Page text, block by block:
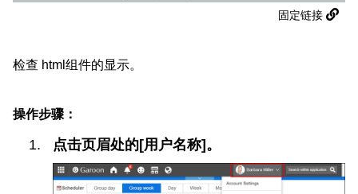
固定链接
检查 html组件的显示。
操作步骤：
点击页眉处的[用户名称]。